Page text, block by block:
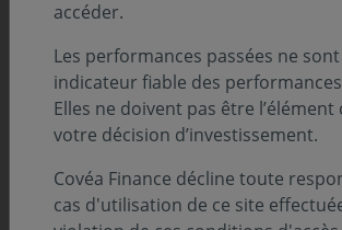
accéder.
Les performances passées ne
indicateur fiable des
Elles ne doivent pas être
votre décision d’investissement.
Covéa Finance décline toute
cas d'utilisation de ce site